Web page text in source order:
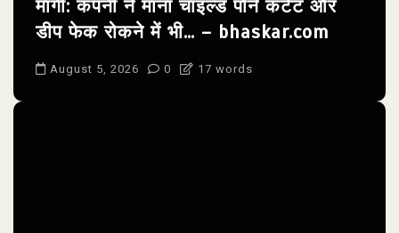
मांगी: कंपनी ने माना चाइल्ड पोर्न कंटेंट और
डीप फेक रोकने में भी… – bhaskar.com
August 5, 2026 0 17 words